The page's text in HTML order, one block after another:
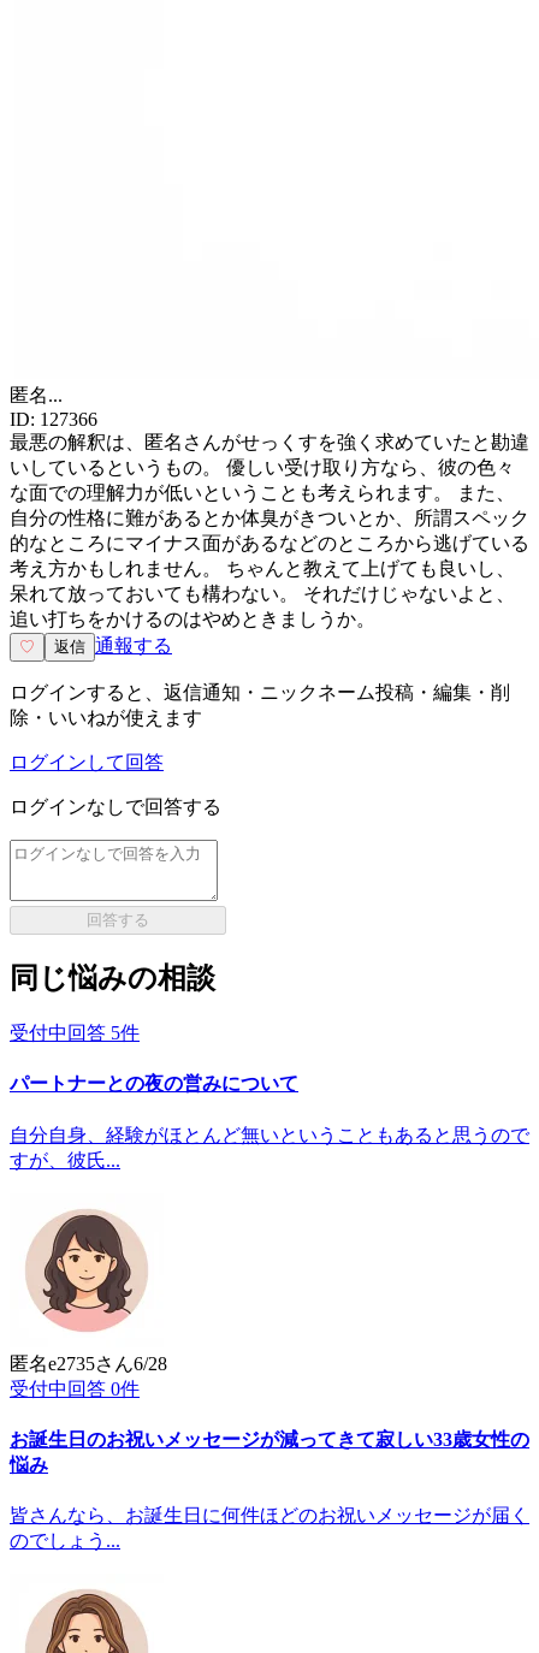
匿名...
ID: 127366
最悪の解釈は、匿名さんがせっくすを強く求めていたと勘違
いしているというもの。 優しい受け取り方なら、彼の色々
な面での理解力が低いということも考えられます。 また、
自分の性格に難があるとか体臭がきついとか、所謂スペック
的なところにマイナス面があるなどのところから逃げている
考え方かもしれません。 ちゃんと教えて上げても良いし、
呆れて放っておいても構わない。 それだけじゃないよと、
追い打ちをかけるのはやめときましうか。
♡ 返信 通報する
ログインすると、返信通知・ニックネーム投稿・編集・削
除・いいねが使えます
ログインして回答
ログインなしで回答する
回答する
同じ悩みの相談
受付中 回答 5件
パートナーとの夜の営みについて
自分自身、経験がほとんど無いということもあると思うので
すが、彼氏...
匿名e2735さん6/28
受付中 回答 0件
お誕生日のお祝いメッセージが減ってきて寂しい33歳女性の
悩み
皆さんなら、お誕生日に何件ほどのお祝いメッセージが届く
のでしょう...